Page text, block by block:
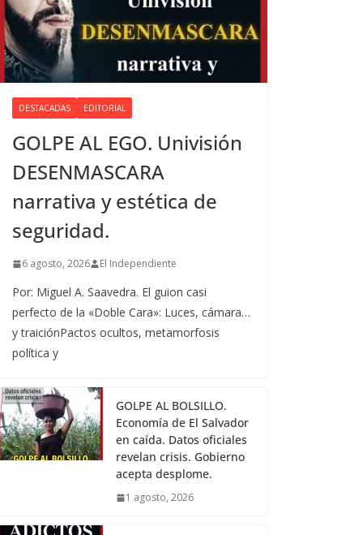
DESTACADAS EDITORIAL
GOLPE AL EGO. Univisión
DESENMASCARA
narrativa y estética de
seguridad.
6 agosto, 2026 El Independiente
Por: Miguel A. Saavedra. El guion casi
perfecto de la «Doble Cara»: Luces, cámara…
y traiciónPactos ocultos, metamorfosis
política y
GOLPE AL BOLSILLO.
Economía de El Salvador
en caída. Datos oficiales
revelan crisis. Gobierno
acepta desplome.
1 agosto, 2026